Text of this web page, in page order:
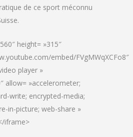
de ce sport méconnu
height= »315″
embed/FVgMWqXCFo8″
player »
allow= »accelerometer;
write; encrypted-media;
in-picture; web-share »
iframe>